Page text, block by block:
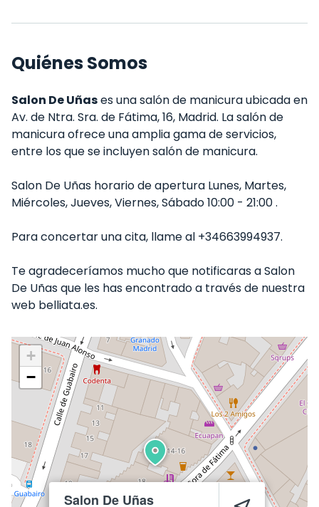
Quiénes Somos
Salon De Uñases una salón de manicura ubicada en
Av. de Ntra. Sra. de Fátima, 16, Madrid. La salón de
manicura ofrece una amplia gama de servicios,
entre los que se incluyen salón de manicura.
Salon De Uñas horario de apertura Lunes, Martes,
Miércoles, Jueves, Viernes, Sábado 10:00 - 21:00 .
Para concertar una cita, llame al +34663994937.
Te agradeceríamos mucho que notificaras a Salon
De Uñas que les has encontrado a través de nuestra
web belliata.es.
Salon De Uñas
+
−